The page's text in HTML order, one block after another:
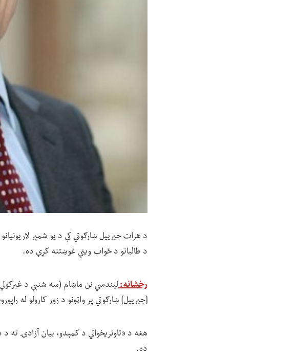
د هرات جبرییل ښارګوټي کې د یو شمېر
د طالبانو د ځواب وینې غوښتنه کړې ده.
رخشانه:
[جبرییل] ښارګوتي پر واټونو د زور کارولو له
هغه د «تاوتریخوالي د کمېدو، بیان آزادۍ ته
ده.